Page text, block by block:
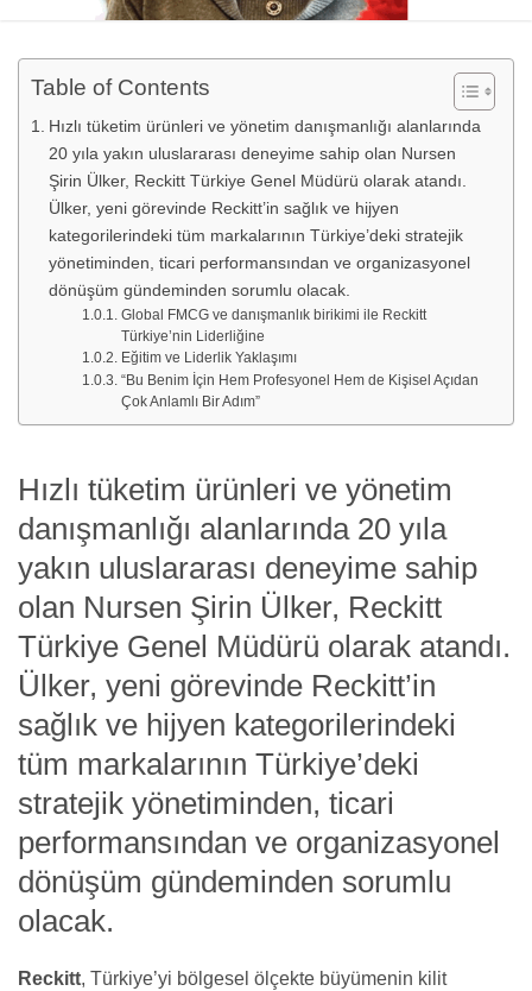
Table of Contents
Hızlı tüketim ürünleri ve yönetim danışmanlığı alanlarında
20 yıla yakın uluslararası deneyime sahip olan Nursen
Şirin Ülker, Reckitt Türkiye Genel Müdürü olarak atandı.
Ülker, yeni görevinde Reckitt’in sağlık ve hijyen
kategorilerindeki tüm markalarının Türkiye’deki stratejik
yönetiminden, ticari performansından ve organizasyonel
dönüşüm gündeminden sorumlu olacak.
Global FMCG ve danışmanlık birikimi ile Reckitt
Türkiye’nin Liderliğine
Eğitim ve Liderlik Yaklaşımı
“Bu Benim İçin Hem Profesyonel Hem de Kişisel Açıdan
Çok Anlamlı Bir Adım”
Hızlı tüketim ürünleri ve yönetim
danışmanlığı alanlarında 20 yıla
yakın uluslararası deneyime sahip
olan Nursen Şirin Ülker, Reckitt
Türkiye Genel Müdürü olarak atandı.
Ülker, yeni görevinde Reckitt’in
sağlık ve hijyen kategorilerindeki
tüm markalarının Türkiye’deki
stratejik yönetiminden, ticari
performansından ve organizasyonel
dönüşüm gündeminden sorumlu
olacak.
Reckitt, Türkiye’yi bölgesel ölçekte büyümenin kilit